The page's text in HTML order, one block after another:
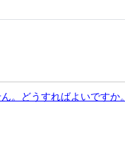
。どうすればよいですか。